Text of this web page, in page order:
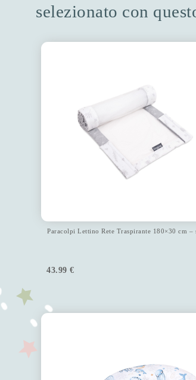
selezionato con
Paracolpi Lettino Rete Traspirante 180×30 cm –
43.99 €